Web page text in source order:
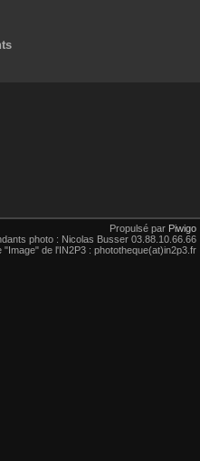
Propulsé par Piwigo
photo : Nicolas Busser 03.88.10.66.66
"Image" de l'IN2P3 : phototheque(at)in2p3.fr